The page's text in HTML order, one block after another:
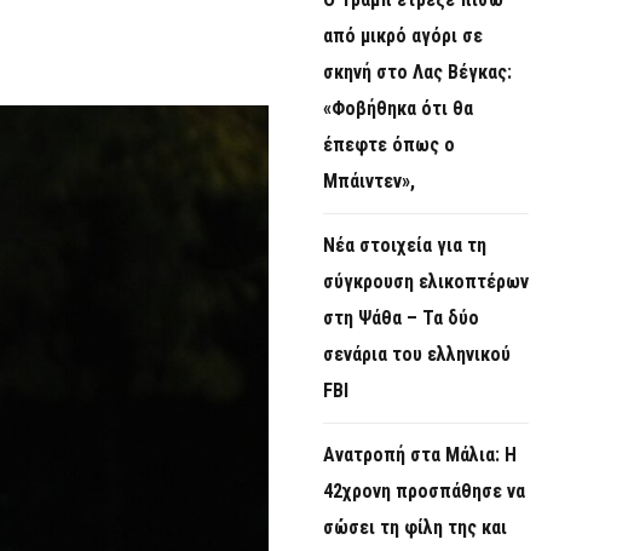
από μικρό αγόρι σε
σκηνή στο Λας Βέγκας:
«Φοβήθηκα ότι θα
έπεφτε όπως ο
Μπάιντεν»,
Νέα στοιχεία για τη
σύγκρουση ελικοπτέρων
στη Ψάθα – Τα δύο
σενάρια του ελληνικού
FBI
Ανατροπή στα Μάλια: Η
42χρονη προσπάθησε να
σώσει τη φίλη της και